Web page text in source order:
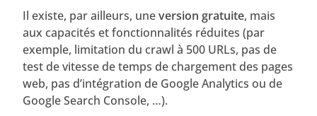
Il existe, par ailleurs, uneversion gratuite, mais
aux capacités et fonctionnalités réduites (par
exemple, limitation du crawl à 500 URLs, pas de
test de vitesse de temps de chargement des pages
web, pas d’intégration de Google Analytics ou de
Google Search Console, …).